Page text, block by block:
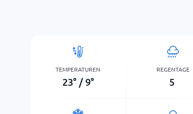
TEMPERATUREN
23° / 9°
REGENTAGE
5